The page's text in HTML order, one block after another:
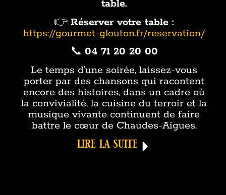
table.
👉Réserver votre table :
https://gourmet-glouton.fr/reservation/
📞 04 71 20 20 00
Le temps d’une soirée, laissez-vous
porter par des chansons qui racontent
encore des histoires, dans un cadre où
la convivialité, la cuisine du terroir et la
musique vivante continuent de faire
battre le cœur de Chaudes-Aigues.
lire la suite